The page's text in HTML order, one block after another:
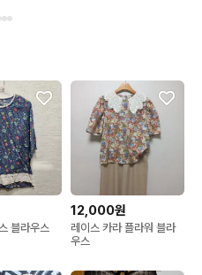
블라우스
12,000원
레이스 카라 플라워 블라
우스